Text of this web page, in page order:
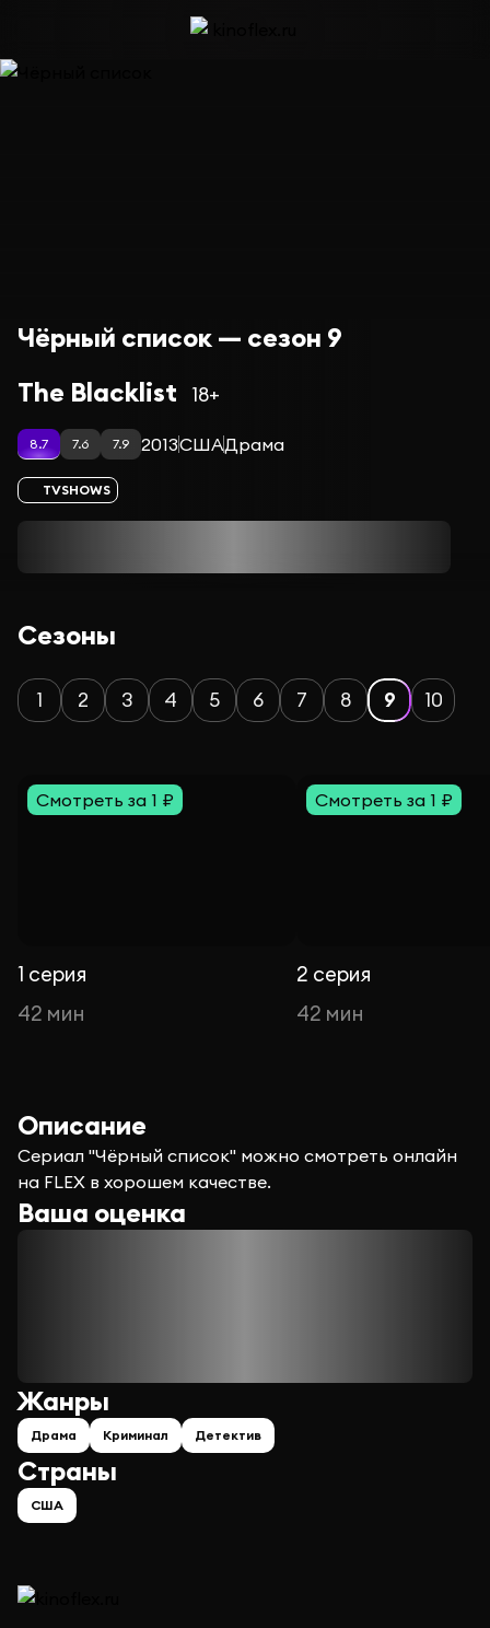
Чёрный список — сезон 9
The Blacklist
18+
8.7 7.6 7.9 2013СШАДрама
TVSHOWS
Сезоны
1 2 3 4 5 6 7 8 9 10
Смотреть за 1 ₽
1 серия
42 мин
Смотреть за 1 ₽
2 серия
42 мин
Описание
Сериал "Чёрный список" можно смотреть онлайн
на FLEX в хорошем качестве.
Ваша оценка
Страны
США
Жанры
Драма Криминал Детектив